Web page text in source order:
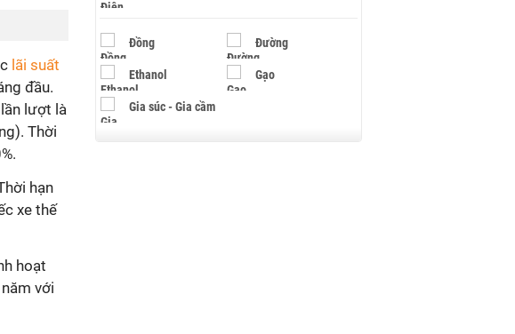
lãi suất
đầu.
lượt là
Thời
hạn
xe thế
hoạt
với
Đồng Đường
Ethanol Gạo
Gia súc - Gia cầm